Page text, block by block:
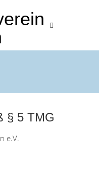
§ 5 TMG
e.V.